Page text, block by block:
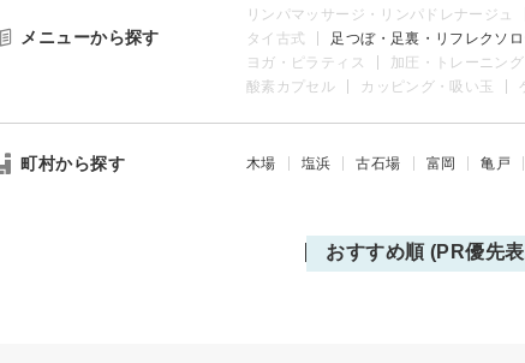
メニューから探す
リンパマッサージ・リンパドレナージュ
タイ古式
足つぼ・足裏・リフレクソ
ヨガ・ピラティス
加圧・トレーニング
酸素カプセル
カッピング・吸い玉
町村から探す 木場 塩浜 古石場 富岡 亀戸
おすすめ順 (PR優先